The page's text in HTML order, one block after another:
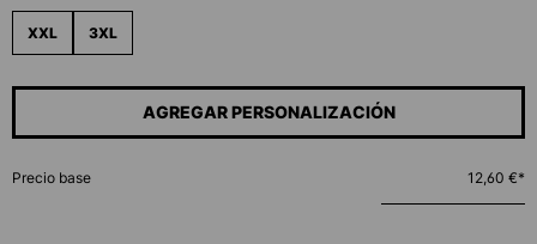
XXL 3XL
AGREGAR PERSONALIZACIÓN
Precio base 12,60 €*